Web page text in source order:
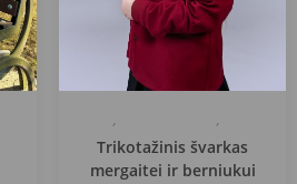
, ,
Trikotažinis švarkas
mergaitei ir berniukui